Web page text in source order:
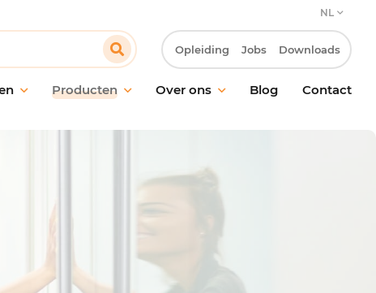
NL
Producten
van vloeren
Over ons
Onze verbintenis
Onze MVO-verbintenissen
Blog Contact
Opleiding Jobs Downloads